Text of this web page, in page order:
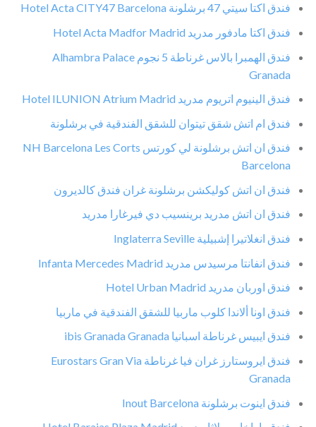
فندق اكتا سيتي 47 برشلونة Hotel Acta CITY47 Barcelona
فندق اكتا مادفور مدريد Hotel Acta Madfor Madrid
فندق الهمبرا بالاس غرناطة 5 نجوم Alhambra Palace
Granada
فندق الينيوم اتريوم مدريد Hotel ILUNION Atrium Madrid
فندق ام اتش شقق تيتوان للشقق الفندقية في برشلونة
فندق ان اتش برشلونة لي كورتس NH Barcelona Les Corts
Barcelona
فندق ان اتش كوليكشن برشلونة غران فندق كالديرون
فندق ان اتش مدريد برينسيب دي فيرغارا مدريد
فندق انغلاتيرا إشبيلية Inglaterra Seville
فندق انفانتا مرسيدس مدريد Infanta Mercedes Madrid
فندق اوربان مدريد Hotel Urban Madrid
فندق اونا ألاندا كلوب ماربيا للشقق الفندقية في ماربيا
فندق ايبيس غرناطة اسبانيا ibis Granada Granada
فندق ايروستارز غران فيا غرناطة Eurostars Gran Via
Granada
فندق اينوت برشلونة Inout Barcelona